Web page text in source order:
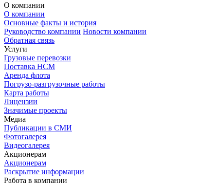
О компании
О компании
Основные факты и история
Руководство компании Новости компании
Обратная связь
Услуги
Грузовые перевозки
Поставка НСМ
Аренда флота
Погрузо-разгрузочные работы
Карта работы
Лицензии
Значимые проекты
Медиа
Публикации в СМИ
Фотогалерея
Видеогалерея
Акционерам
Акционерам
Раскрытие информации
Работа в компании